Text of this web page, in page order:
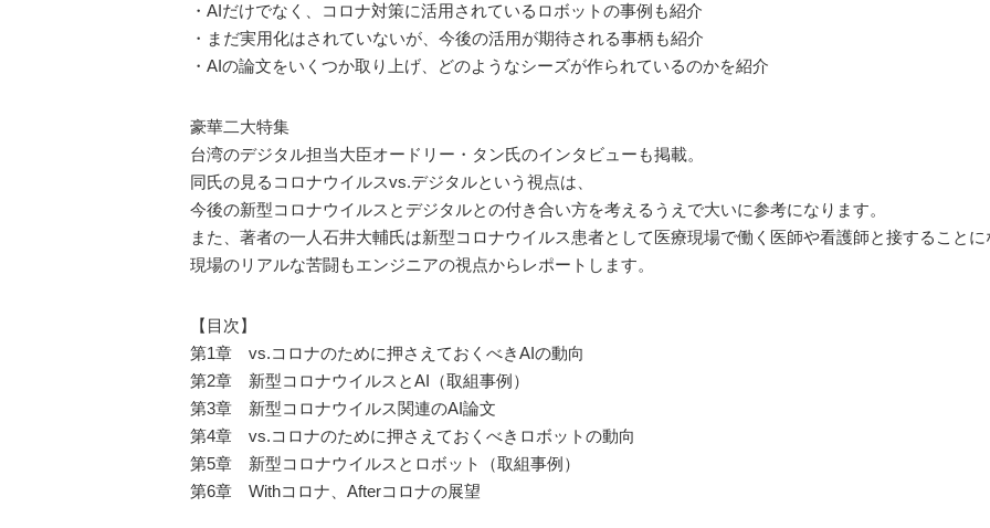
・AIだけでなく、コロナ対策に活用されているロボットの事例も紹介
・まだ実用化はされていないが、今後の活用が期待される事柄も紹介
・AIの論文をいくつか取り上げ、どのようなシーズが作られているのかを紹介
豪華二大特集
台湾のデジタル担当大臣オードリー・タン氏のインタビューも掲載。
同氏の見るコロナウイルスvs.デジタルという視点は、
今後の新型コロナウイルスとデジタルとの付き合い方を考えるうえで大いに参考になります。
また、著者の一人石井大輔氏は新型コロナウイルス患者として医療現場で働く医師や看護師と接すること
現場のリアルな苦闘もエンジニアの視点からレポートします。
【目次】
第1章 vs.コロナのために押さえておくべきAIの動向
第2章 新型コロナウイルスとAI（取組事例）
第3章 新型コロナウイルス関連のAI論文
第4章 vs.コロナのために押さえておくべきロボットの動向
第5章 新型コロナウイルスとロボット（取組事例）
第6章 Withコロナ、Afterコロナの展望